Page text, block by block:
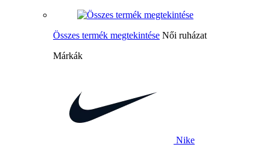
Összes termék megtekintése Női ruházat
Márkák
Nike